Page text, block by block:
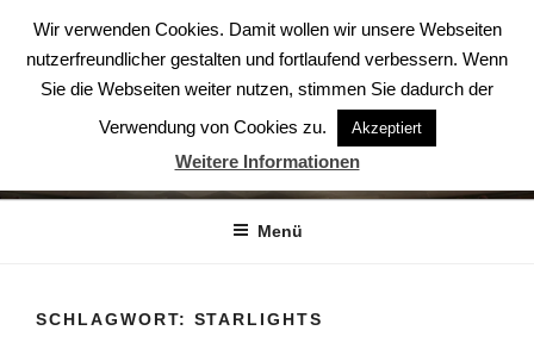
Inhalt
springen
ABENDSTERNE – DER CHOR
Der Chor aus Ludwigsburg
Menü
SCHLAGWORT: STARLIGHTS
Wir verwenden Cookies. Damit wollen wir unsere Webseiten
nutzerfreundlicher gestalten und fortlaufend verbessern. Wenn
Sie die Webseiten weiter nutzen, stimmen Sie dadurch der
Verwendung von Cookies zu.
Akzeptiert
Weitere Informationen